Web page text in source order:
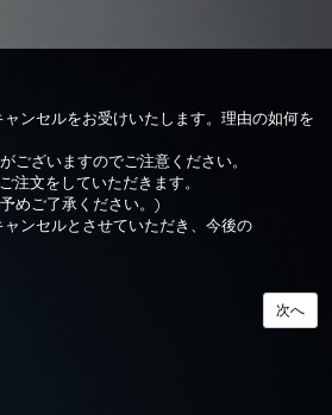
ンセルをお受けいたします。理由の如何を
ざいますのでご注意ください。
文をしていただきます。
めご了承ください。)
ンセルとさせていただき、今後の
次へ